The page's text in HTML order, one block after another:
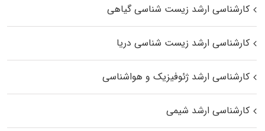
کارشناسی ارشد زیست‌ شناسی گیاهی
کارشناسی ارشد زیست‌ شناسی دریا
کارشناسی ارشد ژئوفیزیک و هواشناسی
کارشناسی ارشد شیمی